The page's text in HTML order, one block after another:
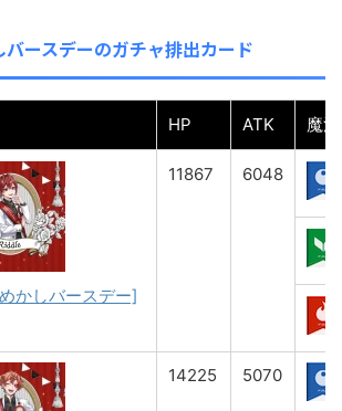
バースデーのガチャ排出カード
HP ATK 魔法
かしバースデー]
11867 6048
14225 5070